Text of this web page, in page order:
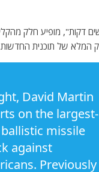
דקות", מופיע חלק
המלא של תוכנית
David Martin
on the largest-
missile
against
Previously